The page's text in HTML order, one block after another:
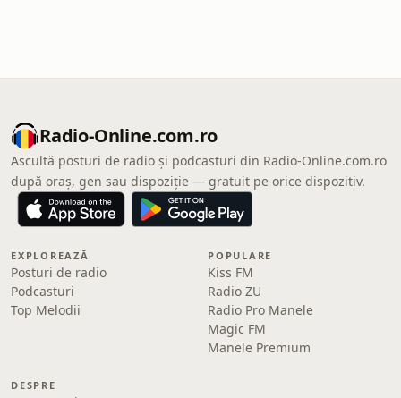
Radio-Online.com.ro
Ascultă posturi de radio și podcasturi din Radio-Online.com.ro
după oraș, gen sau dispoziție — gratuit pe orice dispozitiv.
EXPLOREAZĂ
Posturi de radio
Podcasturi
Top Melodii
POPULARE
Kiss FM
Radio ZU
Radio Pro Manele
Magic FM
Manele Premium
DESPRE